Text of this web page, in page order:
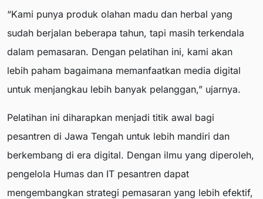
“Kami punya produk olahan madu dan herbal yang
sudah berjalan beberapa tahun, tapi masih terkendala
dalam pemasaran. Dengan pelatihan ini, kami akan
lebih paham bagaimana memanfaatkan media digital
untuk menjangkau lebih banyak pelanggan,” ujarnya.
Pelatihan ini diharapkan menjadi titik awal bagi
pesantren di Jawa Tengah untuk lebih mandiri dan
berkembang di era digital. Dengan ilmu yang diperoleh,
pengelola Humas dan IT pesantren dapat
mengembangkan strategi pemasaran yang lebih efektif,